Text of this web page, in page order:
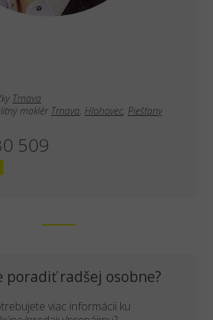
Trnava
maklér Trnava, Hlohovec, Piešťany
509
poradiť radšej osobne?
viac informácii ku